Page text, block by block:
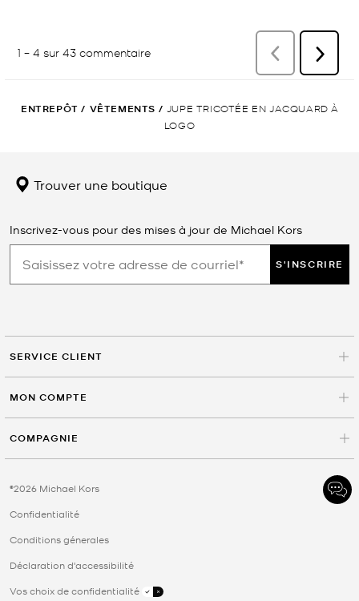
ENTREPÔT / VÊTEMENTS / JUPE TRICOTÉE EN JACQUARD À
LOGO
Trouver une boutique
Inscrivez-vous pour des mises à jour de Michael Kors
S'INSCRIRE
SERVICE CLIENT
MON COMPTE
COMPAGNIE
©2026 Michael Kors
Confidentialité
Conditions génerales
Déclaration d'accessibilité
Vos choix de confidentialité